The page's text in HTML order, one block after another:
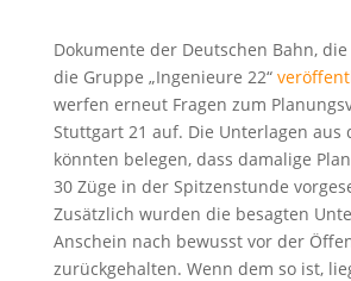
Dokumente der Deutschen Bahn,
die Gruppe „Ingenieure 22“
werfen erneut Fragen zum
Stuttgart 21 auf. Die Unterlagen aus
könnten belegen, dass damalige
30 Züge in der Spitzenstunde
Zusätzlich wurden die besagten
Anschein nach bewusst vor der
zurückgehalten. Wenn dem so ist,